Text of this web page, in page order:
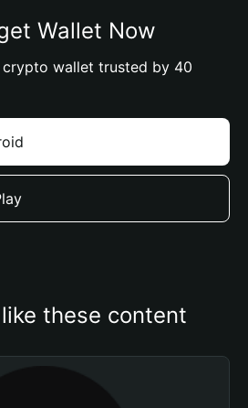
Wallet Now
crypto wallet trusted by 40
these content